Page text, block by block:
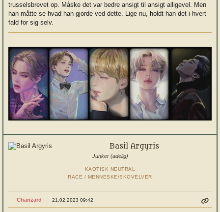
trusselsbrevet op. Måske det var bedre ansigt til ansigt alligevel. Men
han måtte se hvad han gjorde ved dette. Lige nu, holdt han det i hvert
fald for sig selv.
Basil Argyris
Junker (adelig)
KAOTISK NEUTRAL
RACE / MENNESKE/SKOVELVER
Charizard 21.02.2023 09:42